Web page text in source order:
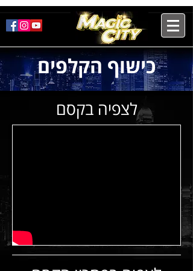
כישוף הקלפים
לצפיה בקסם